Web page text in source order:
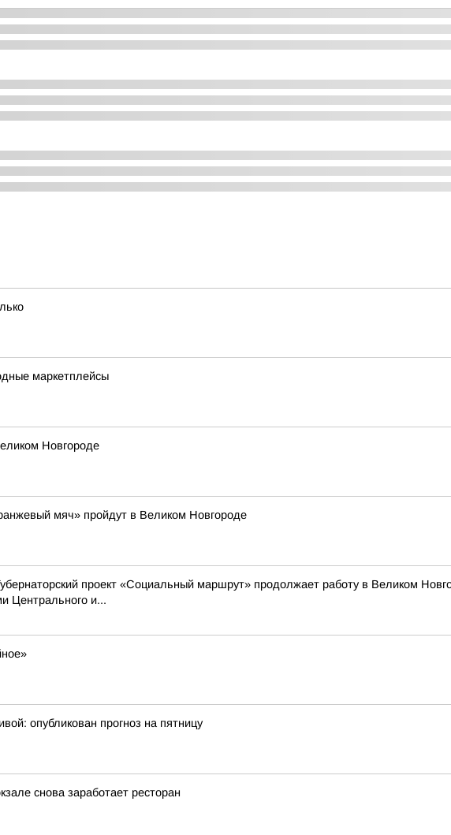
маркетплейсы
Новгороде
мяч» пройдут в Великом Новгороде
проект «Социальный маршрут» продолжает работу в Великом
Центрального и...
опубликован прогноз на пятницу
снова заработает ресторан